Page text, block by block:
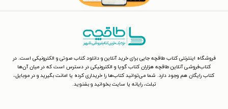
فروشگاه اینترنتی کتاب طاقچه جایی برای خرید آنلاین و دانلود کتاب صوتی و الکترونیکی است. در
کتاب‌فروشی آنلاین طاقچه هزاران کتاب گویا و الکترونیکی در دسترس است که در میان آن‌ها
کتاب رایگان هم وجود دارد. شما می‌توانید کتاب‌ها را خریداری کرده یا امانت بگیرید و در موبایل،
تبلت، رایانه یا سایت بخوانید و بشنوید.